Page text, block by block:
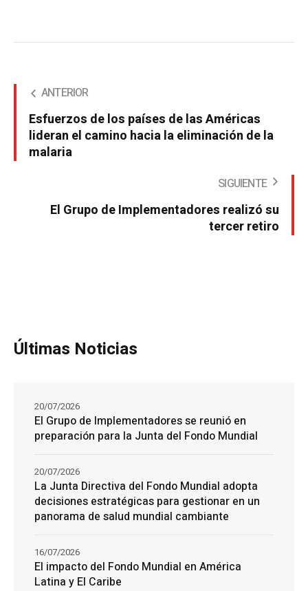
ANTERIOR
Esfuerzos de los países de las Américas
lideran el camino hacia la eliminación de la
malaria
SIGUIENTE
El Grupo de Implementadores realizó su
tercer retiro
Últimas Noticias
El Grupo de Implementadores se reunió en
preparación para la Junta del Fondo Mundial
20/07/2026
La Junta Directiva del Fondo Mundial adopta
decisiones estratégicas para gestionar en un
panorama de salud mundial cambiante
20/07/2026
El impacto del Fondo Mundial en América
Latina y El Caribe
16/07/2026